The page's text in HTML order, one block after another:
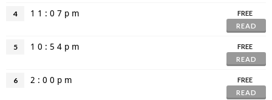
4 1 1 : 0 7 p m
FREE
READ
5 1 0 : 5 4 p m
FREE
READ
6 2 : 0 0 p m
FREE
READ